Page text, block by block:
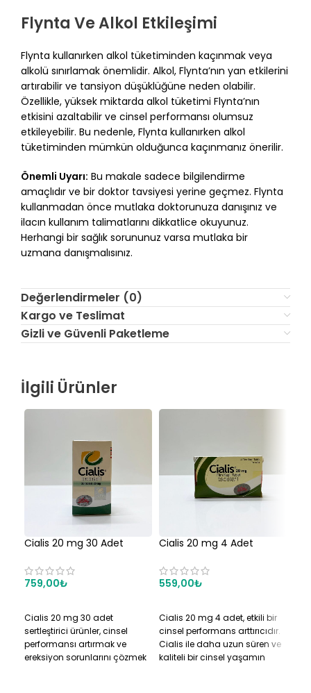
Flynta Ve Alkol Etkileşimi
Flynta kullanırken alkol tüketiminden kaçınmak veya
alkolü sınırlamak önemlidir. Alkol, Flynta’nın yan etkilerini
artırabilir ve tansiyon düşüklüğüne neden olabilir.
Özellikle, yüksek miktarda alkol tüketimi Flynta’nın
etkisini azaltabilir ve cinsel performansı olumsuz
etkileyebilir. Bu nedenle, Flynta kullanırken alkol
tüketiminden mümkün olduğunca kaçınmanız önerilir.
Önemli Uyarı: Bu makale sadece bilgilendirme
amaçlıdır ve bir doktor tavsiyesi yerine geçmez. Flynta
kullanmadan önce mutlaka doktorunuza danışınız ve
ilacın kullanım talimatlarını dikkatlice okuyunuz.
Herhangi bir sağlık sorununuz varsa mutlaka bir
uzmana danışmalısınız.
Değerlendirmeler (0)
Kargo ve Teslimat
Gizli ve Güvenli Paketleme
İlgili Ürünler
Cialis 20 mg 30 Adet
759,00₺
Cialis 20 mg 30 adet
sertleştirici ürünler, cinsel
performansı artırmak ve
ereksiyon sorunlarını çözmek
Cialis 20 mg 4 Adet
559,00₺
Cialis 20 mg 4 adet, etkili bir
cinsel performans arttırıcıdır.
Cialis ile daha uzun süren ve
kaliteli bir cinsel yaşamın